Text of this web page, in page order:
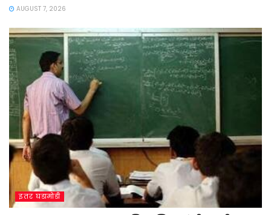
AUGUST 7, 2026
इतर घडामोडी